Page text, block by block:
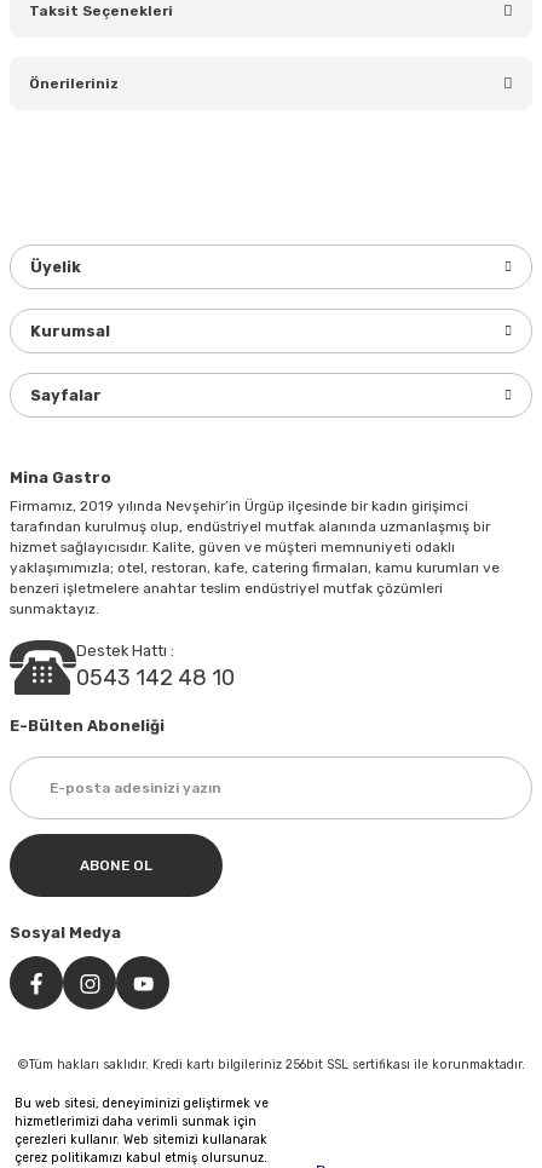
Bu web sitesi, deneyiminizi geliştirmek ve
hizmetlerimizi daha verimli sunmak için
çerezleri kullanır. Web sitemizi kullanarak
çerez politikamızı kabul etmiş olursunuz.
Taksit Seçenekleri
Önerileriniz
Ürün bilgilerinde hatalar bulunuyor.
Bu ürüne benzer farklı alternatifler olmalı.
Gönder
Mina Gastro
Firmamız, 2019 yılında Nevşehir’in Ürgüp ilçesinde bir kadın girişimci
tarafından kurulmuş olup, endüstriyel mutfak alanında uzmanlaşmış bir
hizmet sağlayıcısıdır. Kalite, güven ve müşteri memnuniyeti odaklı
yaklaşımımızla; otel, restoran, kafe, catering firmaları, kamu kurumları ve
benzeri işletmelere anahtar teslim endüstriyel mutfak çözümleri
sunmaktayız.
Destek Hattı :
0543 142 48 10
Üyelik
Kurumsal
Sayfalar
E-Bülten Aboneliği
ABONE OL
Sosyal Medya
©Tüm hakları saklıdır. Kredi kartı bilgileriniz 256bit SSL sertifikası ile korunmaktadır.